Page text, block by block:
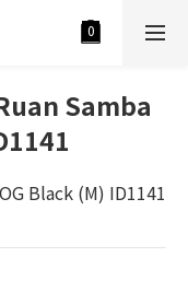
Samba
Black (M) ID1141